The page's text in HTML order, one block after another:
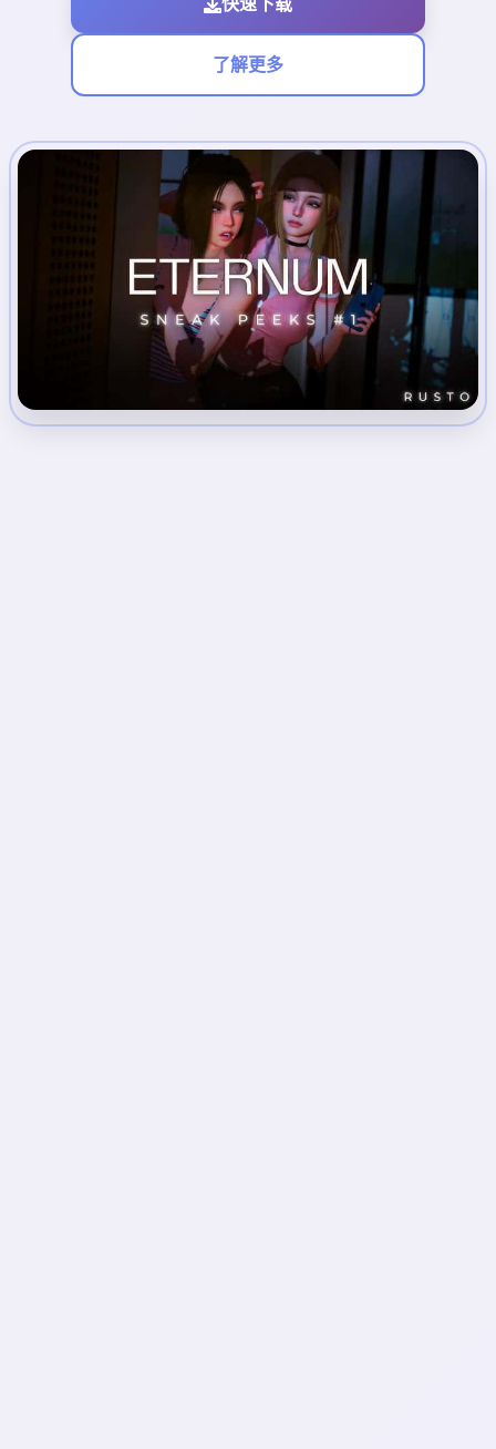
了解更多